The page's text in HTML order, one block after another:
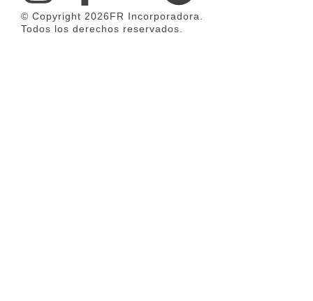
© Copyright 2026FR Incorporadora.
Todos los derechos reservados.